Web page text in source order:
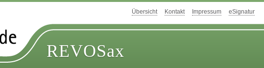
Übersicht Kontakt Impressum eSignatur
REVOSax